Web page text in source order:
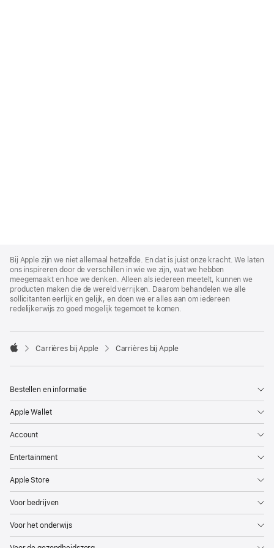
Footer
Bij Apple zijn we niet allemaal hetzelfde. En dat is juist onze kracht. We laten
ons inspireren door de verschillen in wie we zijn, wat we hebben
meegemaakt en hoe we denken. Alleen als iedereen meetelt, kunnen we
producten maken die de wereld verrijken. Daarom behandelen we alle
sollicitanten eerlijk en gelijk, en doen we er alles aan om iedereen
redelijkerwijs zo goed mogelijk tegemoet te komen.

Carrières bij Apple Carrières bij Apple
Bestellen en informatie
Apple Wallet
Account
Entertainment
Apple Store
Voor bedrijven
Voor het onderwijs